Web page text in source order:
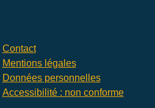
Contact
Mentions légales
Données personnelles
Accessibilité : non conforme